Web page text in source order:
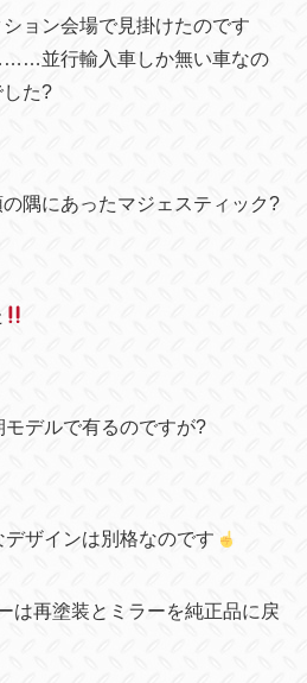
ョン会場で見掛けたのです
並行輸入車しか無い車なの
た?
隅にあったマジェスティック?
デルで有るのですが?
ザインは別格なのです
は再塗装とミラーを純正品に戻